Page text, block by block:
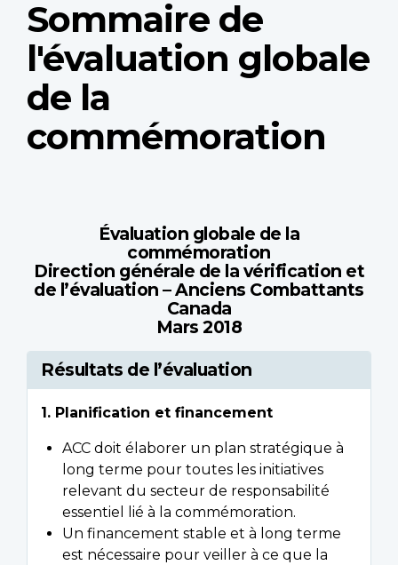
Sommaire de
l'évaluation globale
de la
commémoration
Évaluation globale de la
commémoration
Direction générale de la vérification et
de l’évaluation – Anciens Combattants
Canada
Mars 2018
Résultats de l’évaluation
1. Planification et financement
ACC doit élaborer un plan stratégique à
long terme pour toutes les initiatives
relevant du secteur de responsabilité
essentiel lié à la commémoration.
Un financement stable et à long terme
est nécessaire pour veiller à ce que la